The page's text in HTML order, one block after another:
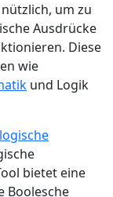
um zu
Ausdrücke
Diese
wie
und Logik
logische
bietet eine
Boolesche